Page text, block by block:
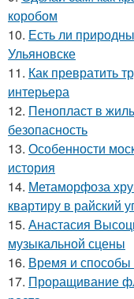
коробом
10. Есть ли
Ульяновске
11. Как превратить
интерьера
12. Пенопласт в
безопасность
13. Особенности
история
14. Метаморфоза
квартиру в райский
15. Анастасия
музыкальной сцены
16. Время и способы
17. Проращивание